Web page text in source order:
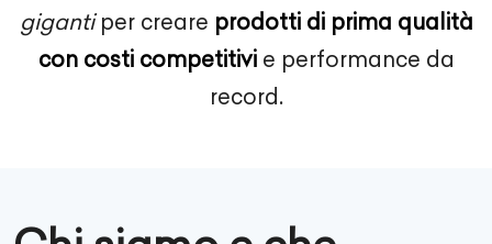
gigantiper creare prodotti di prima qualità
con costi competitivie performance da
record.